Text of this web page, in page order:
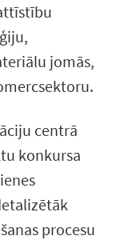
jomās,
centrā
konkursa
procesu